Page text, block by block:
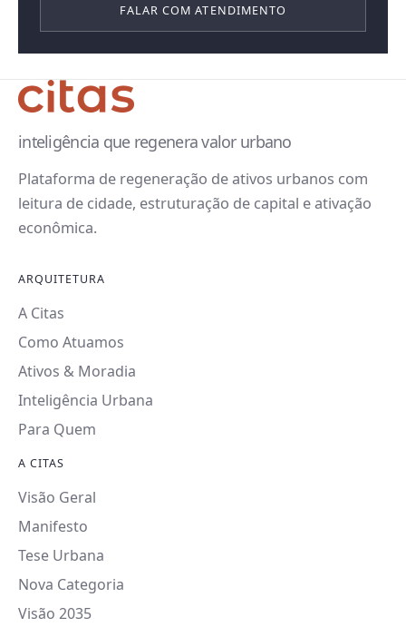
FALAR COM ATENDIMENTO
inteligência que regenera valor urbano
Plataforma de regeneração de ativos urbanos com
leitura de cidade, estruturação de capital e ativação
econômica.
ARQUITETURA
A Citas
Como Atuamos
Ativos & Moradia
Inteligência Urbana
Para Quem
A CITAS
Visão Geral
Manifesto
Tese Urbana
Nova Categoria
Visão 2035